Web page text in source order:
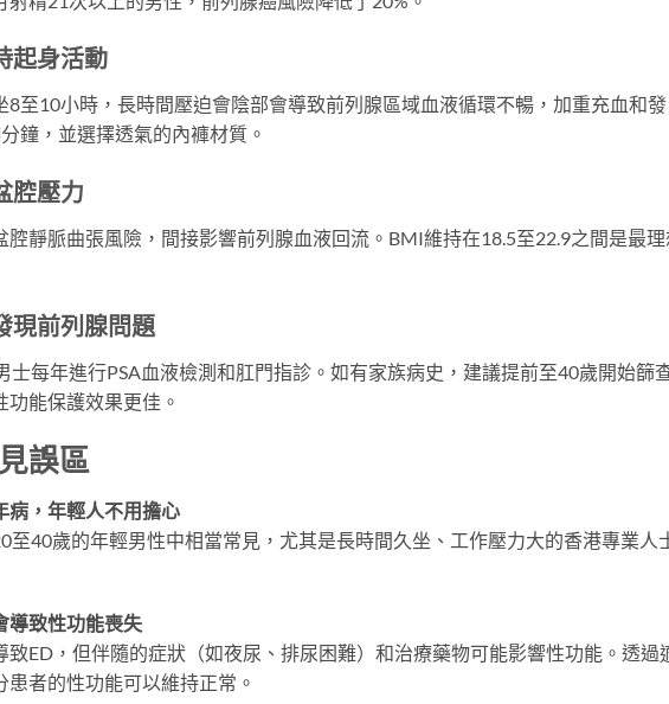
起身活動
8至10小時，長時間壓迫會陰部會導致前列腺區域血液循環不暢，加重充血和發
鐘，並選擇透氣的內褲材質。
腔壓力
腔靜脈曲張風險，間接影響前列腺血液回流。BMI維持在18.5至22.9之間是最理
現前列腺問題
士每年進行PSA血液檢測和肛門指診。如有家族病史，建議提前至40歲開始篩
能保護效果更佳。
誤區
病，年輕人不用擔心
至40歲的年輕男性中相當常見，尤其是長時間久坐、工作壓力大的香港專業人
導致性功能喪失
致ED，但伴隨的症狀（如夜尿、排尿困難）和治療藥物可能影響性功能。透過
者的性功能可以維持正常。